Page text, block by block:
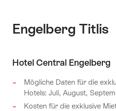
Engelberg Titlis
Hotel Central Engelberg
Mögliche Daten für die
Hotels: Juli, August,
Kosten für die exklusive